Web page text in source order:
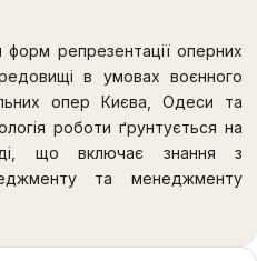
репрезентації оперних
в умовах воєнного
опер Києва, Одеси та
роботи ґрунтується на
що включає знання з
та менеджменту
спробу показати